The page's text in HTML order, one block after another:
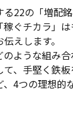
22の「増配
ぐチカラ」
えします。
ような組み
、手堅く鉄板
、4つの理想的